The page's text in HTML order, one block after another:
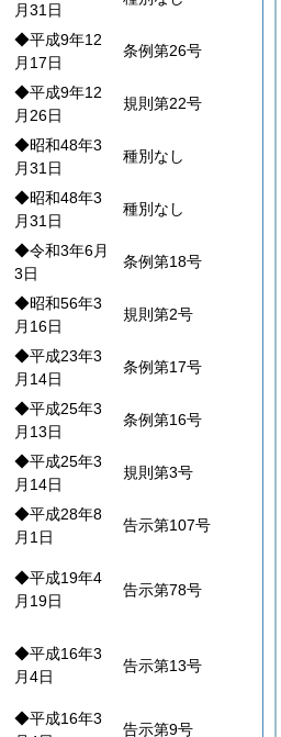
月31日
◆平成9年12
月17日
条例第26号
◆平成9年12
月26日
規則第22号
◆昭和48年3
月31日
種別なし
◆昭和48年3
月31日
種別なし
◆令和3年6月
3日
条例第18号
◆昭和56年3
月16日
規則第2号
◆平成23年3
月14日
条例第17号
◆平成25年3
月13日
条例第16号
◆平成25年3
月14日
規則第3号
◆平成28年8
月1日
告示第107号
◆平成19年4
月19日
告示第78号
◆平成16年3
月4日
告示第13号
◆平成16年3
告示第9号